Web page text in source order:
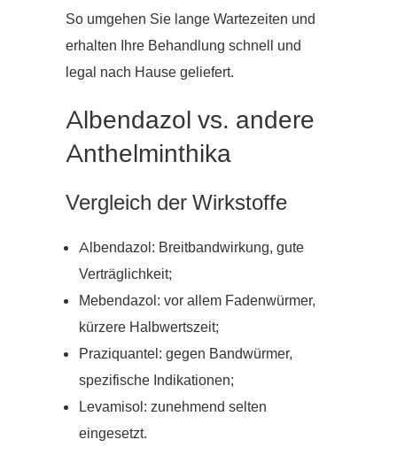
So umgehen Sie lange Wartezeiten und
erhalten Ihre Behandlung schnell und
legal nach Hause geliefert.
Albendazol vs. andere
Anthelminthika
Vergleich der Wirkstoffe
Albendazol: Breitbandwirkung, gute
Verträglichkeit;
Mebendazol: vor allem Fadenwürmer,
kürzere Halbwertszeit;
Praziquantel: gegen Bandwürmer,
spezifische Indikationen;
Levamisol: zunehmend selten
eingesetzt.